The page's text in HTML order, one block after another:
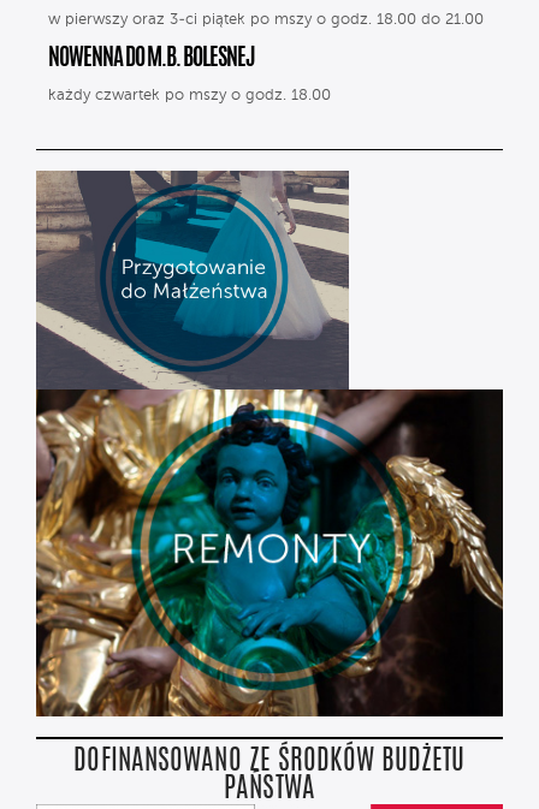
w pierwszy oraz 3-ci piątek po mszy o godz. 18.00 do 21.00
NOWENNA DO M.B. BOLESNEJ
każdy czwartek po mszy o godz. 18.00
DOFINANSOWANO ZE ŚRODKÓW BUDŻETU
PAŃSTWA